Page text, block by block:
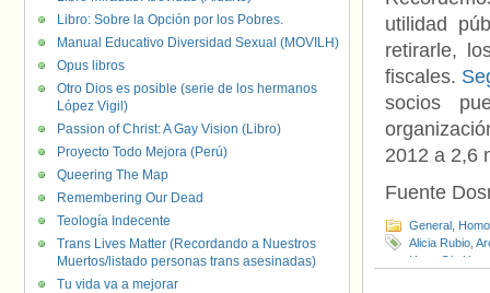
utilidad
retirarle,
fiscales.
socios
2012 a 2,6
Fuente
General
Alicia Rubio
HazteOir
Libro: Sobre la Opción por los Pobres.
Manual Educativo Diversidad Sexual (MOVILH)
Opus libros
Otro Dios es posible (serie de los hermanos
López Vigil)
Passion of Christ: A Gay Vision (Libro)
Proyecto Todo Mejora (Perú)
Queering The Map
Remembering Our Dead
Teología Indecente
Trans Lives Matter (Recordando a Nuestros
Muertos/listado personas trans asesinadas)
Tu vida va a mejorar